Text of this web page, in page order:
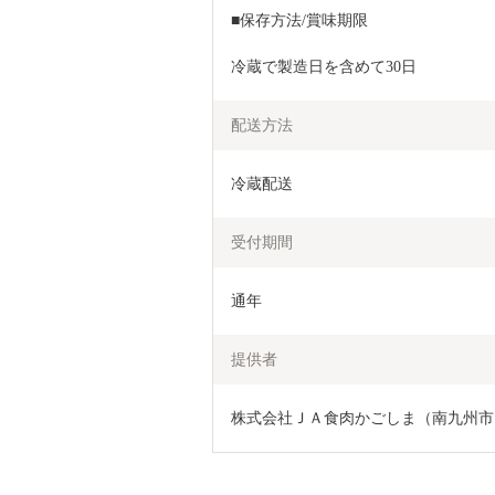
■保存方法/賞味期限
冷蔵で製造日を含めて30日
配送方法
冷蔵配送
受付期間
通年
提供者
株式会社ＪＡ食肉かごしま（南九州